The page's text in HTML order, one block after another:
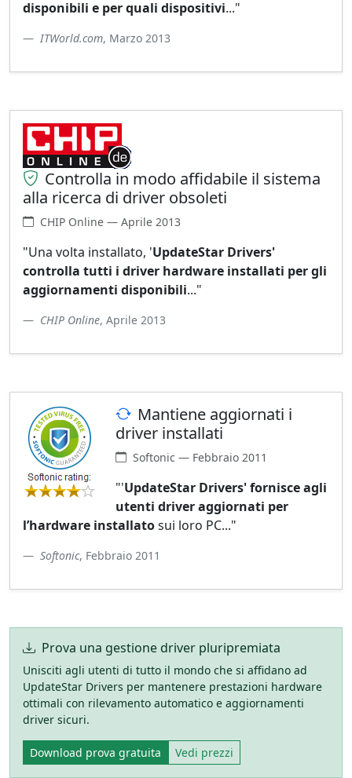
disponibili e per quali dispositivi..."
ITWorld.com, Marzo 2013
Controlla in modo affidabile il sistema
alla ricerca di driver obsoleti
CHIP Online — Aprile 2013
"Una volta installato, 'UpdateStar Drivers'
controlla tutti i driver hardware installati per gli
aggiornamenti disponibili..."
CHIP Online, Aprile 2013
Mantiene aggiornati i
driver installati
Softonic — Febbraio 2011
"'UpdateStar Drivers' fornisce agli
utenti driver aggiornati per
l’hardware installatosui loro PC..."
Softonic, Febbraio 2011
Prova una gestione driver pluripremiata
Unisciti agli utenti di tutto il mondo che si affidano ad
UpdateStar Drivers per mantenere prestazioni hardware
ottimali con rilevamento automatico e aggiornamenti
driver sicuri.
Download prova gratuita Vedi prezzi